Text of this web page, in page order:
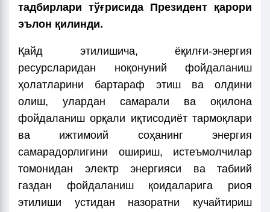
тадбирлари тўғрисида Президент қарори
эълон қилинди.
Қайд этилишича, ёқилғи-энергия
ресурсларидан ноқонуний фойдаланиш
ҳолатларини бартараф этиш ва олдини
олиш, улардан самарали ва оқилона
фойдаланиш орқали иқтисодиёт тармоқлари
ва ижтимоий соҳанинг энергия
самарадорлигини ошириш, истеъмолчилар
томонидан электр энергияси ва табиий
газдан фойдаланиш қоидаларига риоя
этилиши устидан назоратни кучайтириш